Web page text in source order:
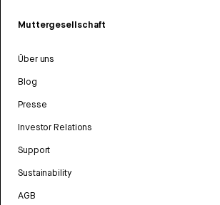
Muttergesellschaft
Über uns
Blog
Presse
Investor Relations
Support
Sustainability
AGB